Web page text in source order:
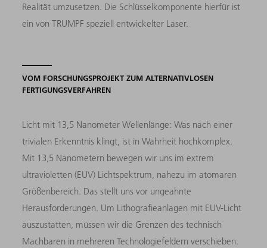
Realität umzusetzen. Die Schlüsselkomponente hierfür ist
ein von TRUMPF speziell entwickelter Laser.
VOM FORSCHUNGSPROJEKT ZUM ALTERNATIVLOSEN
FERTIGUNGSVERFAHREN
Licht mit 13,5 Nanometer Wellenlänge: Was nach einer
trivialen Erkenntnis klingt, ist in Wahrheit hochkomplex.
Mit 13,5 Nanometern bewegen wir uns im extrem
ultravioletten (EUV) Lichtspektrum, nahezu im atomaren
Größenbereich. Das stellt uns vor ungeahnte
Herausforderungen. Um Lithografieanlagen mit EUV-Licht
auszustatten, müssen wir die Grenzen des technisch
Machbaren in mehreren Technologiefeldern verschieben.